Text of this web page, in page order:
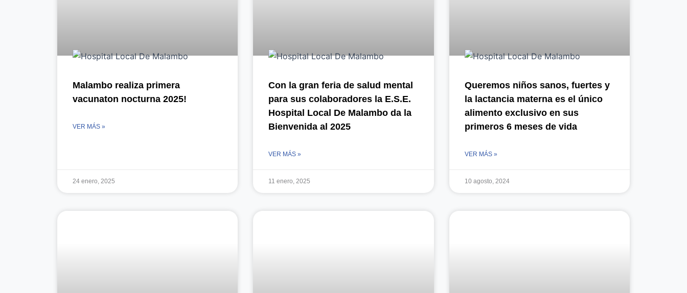
Malambo realiza primera
vacunaton nocturna 2025!
VER MÁS »
24 enero, 2025
Con la gran feria de salud mental
para sus colaboradores la E.S.E.
Hospital Local De Malambo da la
Bienvenida al 2025
VER MÁS »
11 enero, 2025
Queremos niños sanos, fuertes y
la lactancia materna es el único
alimento exclusivo en sus
primeros 6 meses de vida
VER MÁS »
10 agosto, 2024